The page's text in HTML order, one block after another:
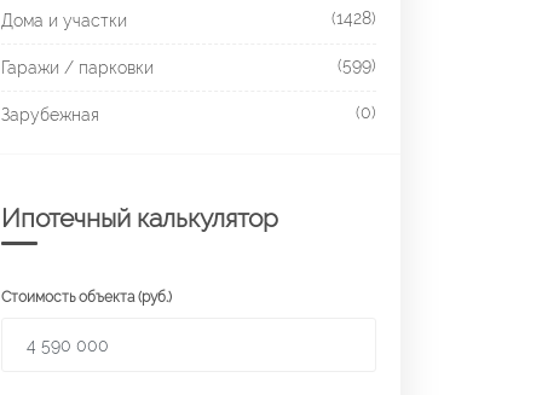
Дома и участки (1428)
Гаражи / парковки (599)
Зарубежная (0)
Ипотечный калькулятор
Стоимость объекта (руб.)